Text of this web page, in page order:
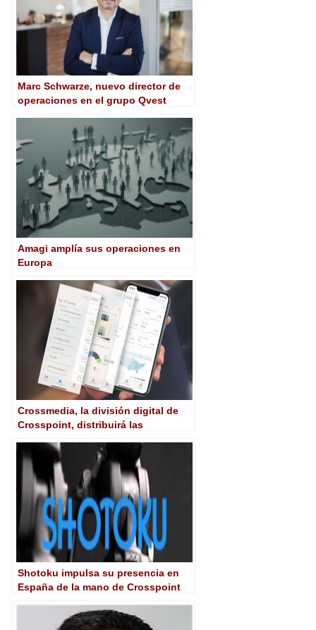
Marc Schwarze, nuevo director de
operaciones en el grupo Qvest
Amagi amplía sus operaciones en
Europa
Crossmedia, la división digital de
Crosspoint, distribuirá las
Shotoku impulsa su presencia en
España de la mano de Crosspoint